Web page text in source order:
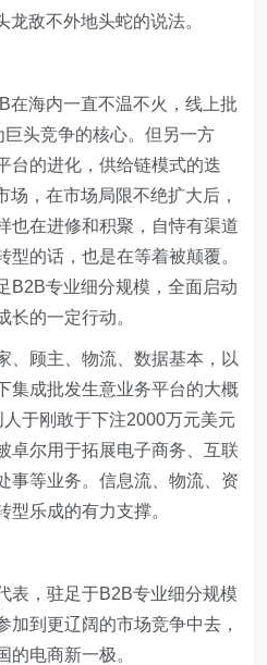
敌不外地头蛇的说法。
在海内一直不温不火，线上批
巨头竞争的核心。但另一方
台的进化，供给链模式的迭
，在市场局限不绝扩大后，
也在进修和积聚，自恃有渠道
型的话，也是在等着被颠覆。
B2B专业细分规模，全面启动
长的一定行动。
、顾主、物流、数据基本，以
集成批发生意业务平台的大概
于刚敢于下注2000万元美元
卓尔用于拓展电子商务、互联
事等业务。信息流、物流、资
型乐成的有力支撑。
表，驻足于B2B专业细分规模
加到更辽阔的市场竞争中去，
的电商新一极。